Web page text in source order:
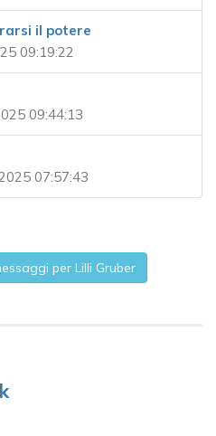
il potere
09:19:22
09:44:13
07:57:43
per Lilli Gruber